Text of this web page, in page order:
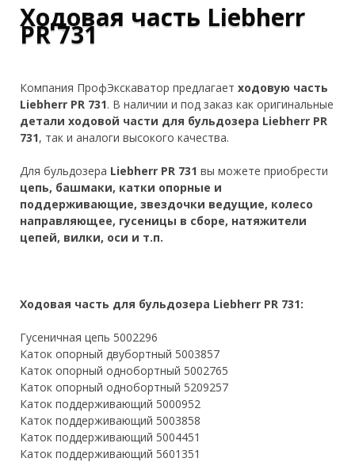
Ходовая часть Liebherr
PR 731
Компания ПрофЭкскаватор предлагает ходовую часть
Liebherr PR 731. В наличии и под заказ как оригинальные
детали ходовой части для бульдозера Liebherr PR
731, так и аналоги высокого качества.
Для бульдозера Liebherr PR 731 вы можете приобрести
цепь, башмаки, катки опорные и
поддерживающие, звездочки ведущие, колесо
направляющее, гусеницы в сборе, натяжители
цепей, вилки, оси и т.п.
Ходовая часть для бульдозера Liebherr PR 731:
Гусеничная цепь 5002296
Каток опорный двубортный 5003857
Каток опорный однобортный 5002765
Каток опорный однобортный 5209257
Каток поддерживающий 5000952
Каток поддерживающий 5003858
Каток поддерживающий 5004451
Каток поддерживающий 5601351